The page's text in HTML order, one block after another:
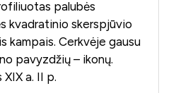
palubės
kvadratinio skerspjūvio
kampais. Cerkvėje gausu
pavyzdžių – ikonų.
a. II p.